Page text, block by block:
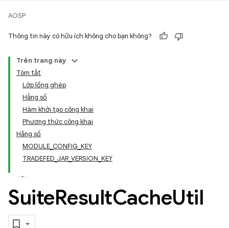
AOSP
Thông tin này có hữu ích không cho bạn không?
Trên trang này
Tóm tắt
Lớp lồng ghép
Hằng số
Hàm khởi tạo công khai
Phương thức công khai
Hằng số
MODULE_CONFIG_KEY
TRADEFED_JAR_VERSION_KEY
SuiteResultCacheUtil